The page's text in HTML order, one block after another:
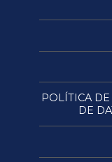
POLÍTICA
DE